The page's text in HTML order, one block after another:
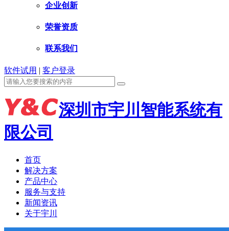
企业创新
荣誉资质
联系我们
软件试用 | 客户登录
深圳市宇川智能系统有
限公司
首页
解决方案
产品中心
服务与支持
新闻资讯
关于宇川